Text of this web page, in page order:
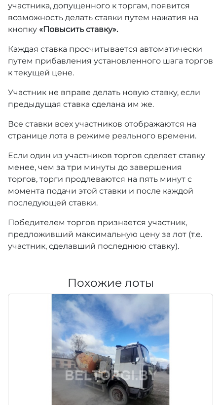
участника, допущенного к торгам, появится
возможность делать ставки путем нажатия на
кнопку «Повысить ставку».
Каждая ставка просчитывается автоматически
путем прибавления установленного шага торгов
к текущей цене.
Участник не вправе делать новую ставку, если
предыдущая ставка сделана им же.
Все ставки всех участников отображаются на
странице лота в режиме реального времени.
Если один из участников торгов сделает ставку
менее, чем за три минуты до завершения
торгов, торги продлеваются на пять минут с
момента подачи этой ставки и после каждой
последующей ставки.
Победителем торгов признается участник,
предложивший максимальную цену за лот (т.е.
участник, сделавший последнюю ставку).
Похожие лоты